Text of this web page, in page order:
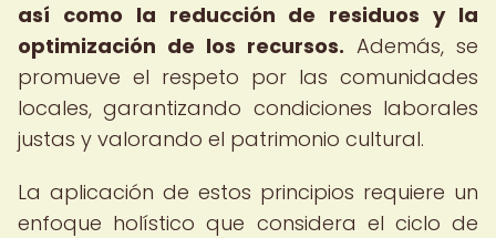
así como la reducción de residuos y la
optimización de los recursos. Además, se
promueve el respeto por las comunidades
locales, garantizando condiciones laborales
justas y valorando el patrimonio cultural.
La aplicación de estos principios requiere un
enfoque holístico que considera el ciclo de